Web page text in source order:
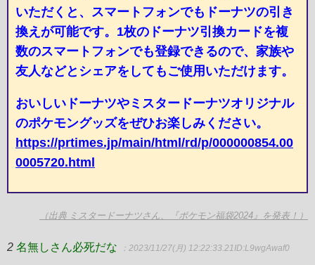
いただくと、スマートフォンでもドーナツの引き
換えが可能です。1枚のドーナツ引換カードを複
数のスマートフォンでも登録できるので、家族や
友人などとシェアをしてもご使用いただけます。
おいしいドーナツやミスタードーナツオリジナル
のポケモングッズをぜひお楽しみください。
https://prtimes.jp/main/html/rd/p/000000854.00
0005720.html
（出典 ミスタードーナツさん、『ポケモン福袋2024』を発表！）
2 名無しさん必死だな ：2023/11/27(月) 12:22:33.21 ID:L9wgAwaf0